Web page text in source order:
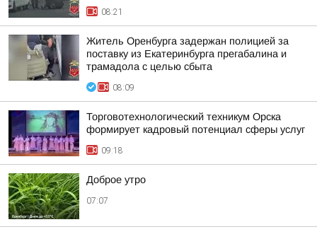
08:21
Житель Оренбурга задержан полицией за
поставку из Екатеринбурга прегабалина и
трамадола с целью сбыта
08:09
Торговотехнологический техникум Орска
формирует кадровый потенциал сферы услуг
09:18
Доброе утро
07:07